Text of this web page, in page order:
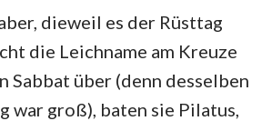
dieweil es der Rüsttag
die Leichname am Kreuze
Sabbat über (denn desselben
war groß), baten sie Pilatus,